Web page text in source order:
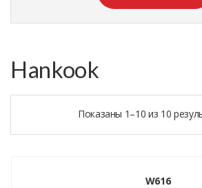
Hankook
Показаны 1–10 из 10
W616